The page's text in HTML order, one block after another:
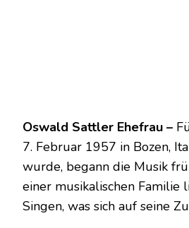
Oswald Sattler Ehefrau –
7. Februar 1957 in Bozen,
wurde, begann die Musik
einer musikalischen Familie
Singen, was sich auf seine